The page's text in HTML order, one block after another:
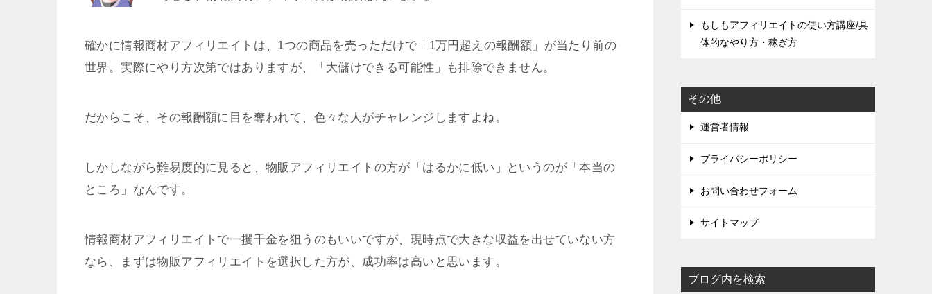
確かに情報商材アフィリエイトは、1つの商品を売っただけで「1万円超えの報酬額」が当たり前の
世界。実際にやり方次第ではありますが、「大儲けできる可能性」も排除できません。
だからこそ、その報酬額に目を奪われて、色々な人がチャレンジしますよね。
しかしながら難易度的に見ると、物販アフィリエイトの方が「はるかに低い」というのが「本当の
ところ」なんです。
情報商材アフィリエイトで一攫千金を狙うのもいいですが、現時点で大きな収益を出せていない方
なら、まずは物販アフィリエイトを選択した方が、成功率は高いと思います。
もしもアフィリエイトの使い方講座/具
体的なやり方・稼ぎ方
その他
運営者情報
プライバシーポリシー
お問い合わせフォーム
サイトマップ
ブログ内を検索